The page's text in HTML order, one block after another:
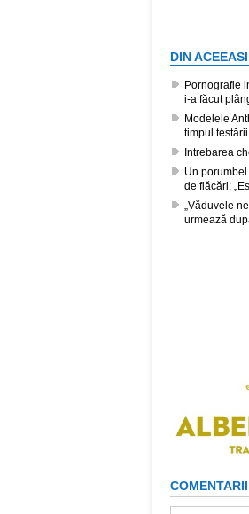
DIN
Pornografie
i-a făcut
Modelele
timpul
Intrebarea
Un
de flăcări:
„Văduvele
urmează
COMENTARII